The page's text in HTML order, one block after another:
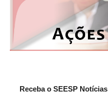
ASSOCIE-SE
ATUALIZAÇÃO CADASTRAL
NÚCLEO JOVEM
Receba o SEESP Notícias